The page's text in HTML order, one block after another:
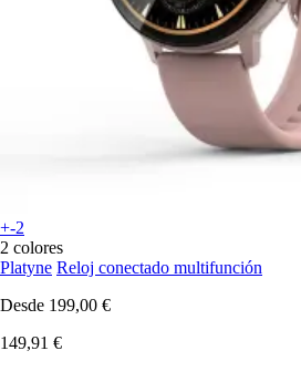
+-2
2 colores
Platyne Reloj conectado multifunción
Desde 199,00 €
149,91 €